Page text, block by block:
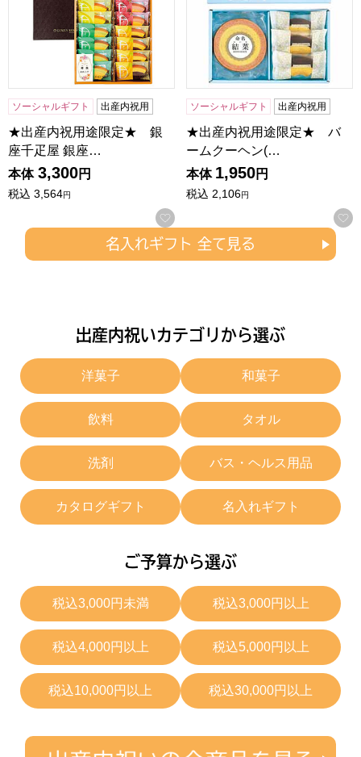
ソーシャルギフト 出産内祝用
★出産内祝用途限定★ 銀
座千疋屋 銀座…
本体 3,300円
税込 3,564円
お気に入りに登録する
ソーシャルギフト 出産内祝用
★出産内祝用途限定★ バ
ームクーヘン(…
本体 1,950円
税込 2,106円
名入れギフト 全て見る
出産内祝いカテゴリから選ぶ
洋菓子 和菓子
飲料 タオル
洗剤 バス・ヘルス用品
カタログギフト 名入れギフト
ご予算から選ぶ
税込3,000円未満 税込3,000円以上
税込4,000円以上 税込5,000円以上
税込10,000円以上 税込30,000円以上